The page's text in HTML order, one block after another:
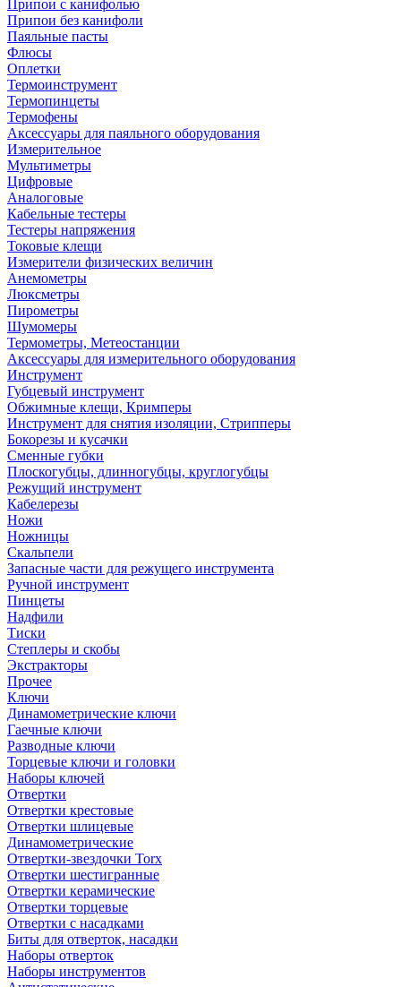
Припои с канифолью
Припои без канифоли
Паяльные пасты
Флюсы
Оплетки
Термоинструмент
Термопинцеты
Термофены
Аксессуары для паяльного оборудования
Измерительное
Мультиметры
Цифровые
Аналоговые
Кабельные тестеры
Тестеры напряжения
Токовые клещи
Измерители физических величин
Анемометры
Люксметры
Пирометры
Шумомеры
Термометры, Метеостанции
Аксессуары для измерительного оборудования
Инструмент
Губцевый инструмент
Обжимные клещи, Кримперы
Инструмент для снятия изоляции, Стрипперы
Бокорезы и кусачки
Сменные губки
Плоскогубцы, длинногубцы, круглогубцы
Режущий инструмент
Кабелерезы
Ножи
Ножницы
Скальпели
Запасные части для режущего инструмента
Ручной инструмент
Пинцеты
Надфили
Тиски
Степлеры и скобы
Экстракторы
Прочее
Ключи
Динамометрические ключи
Гаечные ключи
Разводные ключи
Торцевые ключи и головки
Наборы ключей
Отвертки
Отвертки крестовые
Отвертки шлицевые
Динамометрические
Отвертки-звездочки Torx
Отвертки шестигранные
Отвертки керамические
Отвертки торцевые
Отвертки с насадками
Биты для отверток, насадки
Наборы отверток
Наборы инструментов